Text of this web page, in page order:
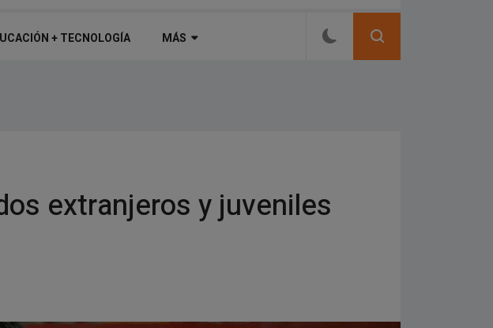
+ TECNOLOGÍ­A MÁS
extranjeros y juveniles